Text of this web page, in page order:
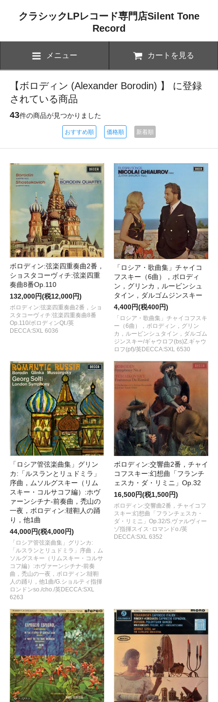
クラシックLPレコード専門店Silent Tone
Record
メニュー カートを見る
【ボロディン (Alexander Borodin) 】 に登録
されている商品
43件の商品が見つかりました
おすすめ順 価格順 新着順
ボロディン:弦楽四重奏曲2番，
ショスタコーヴィチ:弦楽四重
奏曲8番Op.110
132,000円(税12,000円)
ボロディン:弦楽四重奏曲2番，ショ
スタコーヴィチ:弦楽四重奏曲8番
Op.110/ボロディンQt./英
DECCA:SXL 6036
「ロシア・歌曲集」チャイコ
フスキー（6曲），ボロディ
ン，グリンカ，ルービンシュ
タイン，ダルゴムジンスキー
4,400円(税400円)
「ロシア・歌曲集」チャイコフスキ
ー（6曲），ボロディン，グリン
カ，ルービンシュタイン，ダルゴム
ジンスキー/ギャウロフ(bs)Z.ギャウ
ロフ(pf)/英DECCA:SXL 6530
「ロシア管弦楽曲集」グリン
カ:「ルスランとリュドミラ」
序曲，ムソルグスキー（リム
スキー・コルサコフ編）:ホヴ
ァーンシチナ-前奏曲，禿山の
一夜，ボロディン:韃靼人の踊
り，他1曲
44,000円(税4,000円)
「ロシア管弦楽曲集」グリンカ:
「ルスランとリュドミラ」序曲，ム
ソルグスキー（リムスキー・コルサ
コフ編）:ホヴァーンシチナ-前奏
曲，禿山の一夜，ボロディン:韃靼
人の踊り，他1曲/G.ショルティ指揮
ロンドンso./cho./英DECCA:SXL
6263
ボロディン:交響曲2番，チャイ
コフスキー:幻想曲「フランチ
ェスカ・ダ・リミニ」Op.32
16,500円(税1,500円)
ボロディン:交響曲2番，チャイコフ
スキー:幻想曲「フランチェスカ・
ダ・リミニ」Op.32/S.ヴァルヴィー
ゾ指揮スイス･ロマンドo./英
DECCA:SXL 6352